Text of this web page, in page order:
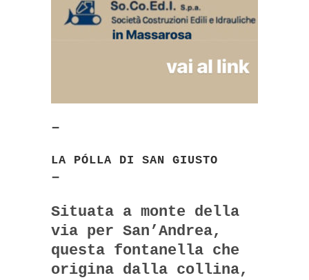
–
LA PÓLLA DI SAN GIUSTO
–
Situata a monte della
via per San’Andrea,
questa fontanella che
origina dalla collina,